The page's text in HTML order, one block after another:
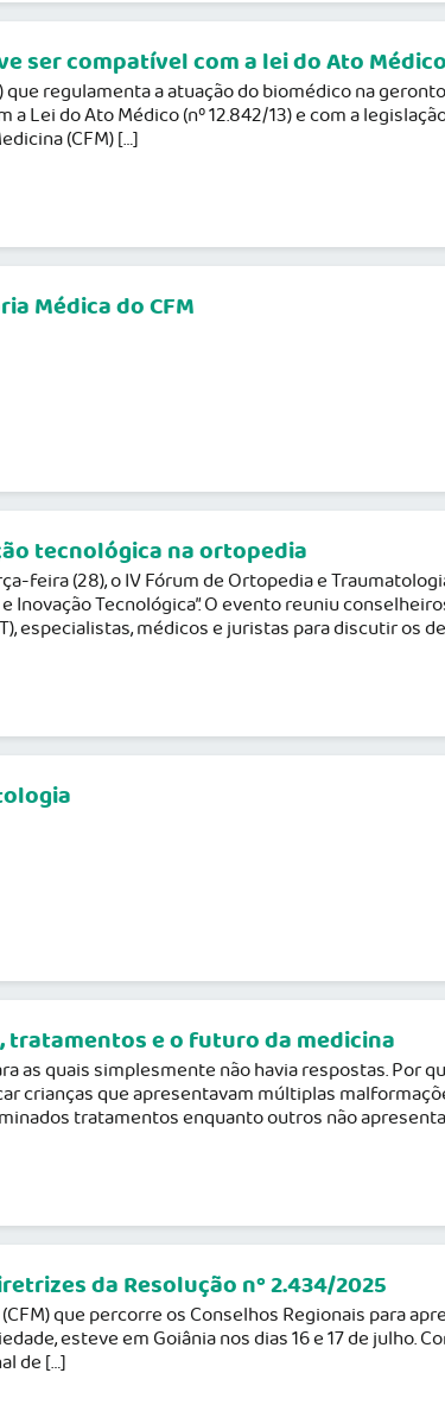
ser compatível com a lei do Ato Médico
regulamenta a atuação do biomédico na
Lei do Ato Médico (nº 12.842/13) e com a
(CFM) […]
Médica do CFM
tecnológica na ortopedia
feira (28), o IV Fórum de Ortopedia e
Inovação Tecnológica”. O evento reuniu
especialistas, médicos e juristas para discutir os
e o futuro da medicina
as quais simplesmente não havia respostas. Por
crianças que apresentavam múltiplas
tratamentos enquanto outros não
da Resolução nº 2.434/2025
que percorre os Conselhos Regionais para
esteve em Goiânia nos dias 16 e 17 de julho.
de […]